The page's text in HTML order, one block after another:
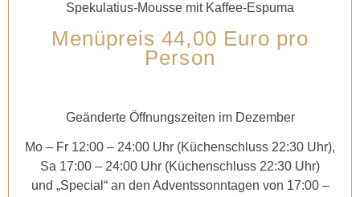
Spekulatius-Mousse mit Kaffee-Espuma
Menüpreis 44,00 Euro pro
Person
Geänderte Öffnungszeiten im Dezember
Mo – Fr 12:00 – 24:00 Uhr (Küchenschluss 22:30 Uhr),
Sa 17:00 – 24:00 Uhr (Küchenschluss 22:30 Uhr)
und „Special“ an den Adventssonntagen von 17:00 –